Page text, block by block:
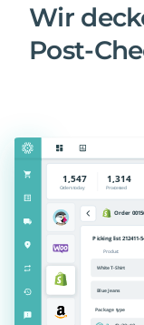
Wir
Post-